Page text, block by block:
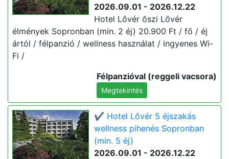
2026.09.01 - 2026.12.22
Hotel Lővér őszi Lővér
élmények Sopronban (min. 2 éj) 20.900 Ft / fő / éj
ártól / félpanzió / wellness használat / ingyenes Wi-
Fi /
Félpanzióval (reggeli vacsora)
Megtekintés
✔️ Hotel Lővér 5 éjszakás
wellness pihenés Sopronban
(min. 5 éj)
2026.09.01 - 2026.12.22